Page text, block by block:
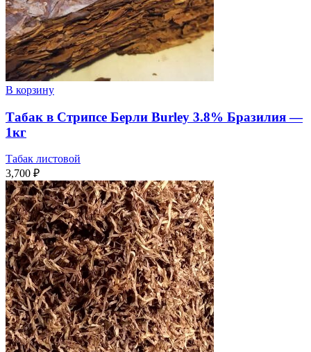
В корзину
Табак в Стрипсе Берли Burley 3.8% Бразилия —
1кг
Табак листовой
3,700 ₽